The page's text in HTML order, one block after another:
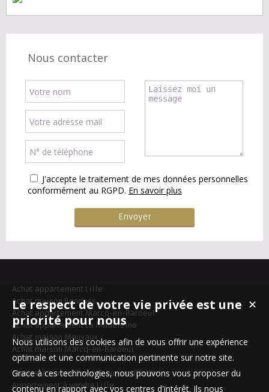
Nous contacter
J'accepte le traitement de mes données personnelles
conformément au RGPD. En savoir plus
Achat appartement Lille
Achat maison Bondues
Achat appartement Marcq-en-Baroeul
Achat appartement La Madeleine
Achat maison Mouvaux
Achat maison Marcq-en-Baroeul
Maison à vendre Templeuve-en-Pévèle
Appartement à vendre Lille
✕
Le respect de votre vie privée est une
priorité pour nous
Nous utilisons des cookies afin de vous offrir une expérience
optimale et une communication pertinente sur notre site.
Grace à ces technologies, nous pouvons vous proposer du
contenu en rapport avec vos centres d'intérêt. Ils nous